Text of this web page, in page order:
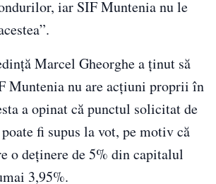
iar SIF Muntenia nu le
Marcel Gheorghe a ținut să
Muntenia nu are acțiuni proprii în
a opinat că punctul solicitat de
fi supus la vot, pe motiv că
o deținere de 5% din capitalul
3,95%.